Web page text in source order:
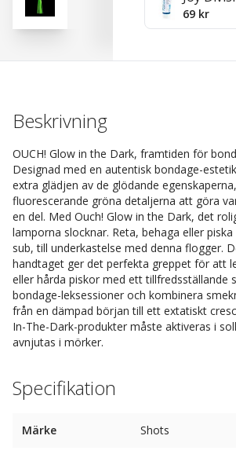
69 kr
Beskrivning
OUCH! Glow in the Dark, framtiden för
Designad med en autentisk bondage-
extra glädjen av de glödande
fluorescerande gröna detaljerna att göra
en del. Med Ouch! Glow in the Dark, det
lamporna slocknar. Reta, behaga eller
sub, till underkastelse med denna flogger.
handtaget ger det perfekta greppet för att
eller hårda piskor med ett tillfredsställande
bondage-leksessioner och kombinera
från en dämpad början till ett extatiskt
In-The-Dark-produkter måste aktiveras i
avnjutas i mörker.
Specifikation
Märke Shots